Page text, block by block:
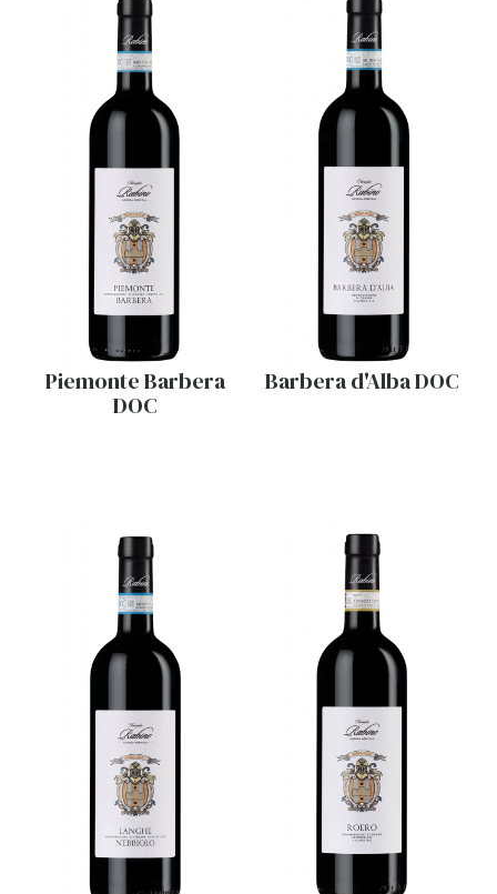
Piemonte Barbera
DOC
Barbera d'Alba DOC